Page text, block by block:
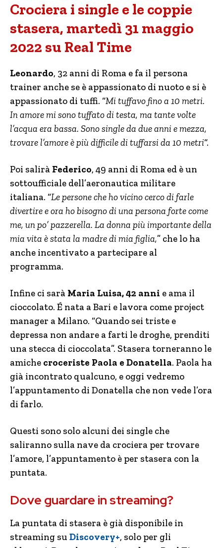
Crociera i single e le coppie
stasera, martedì 31 maggio
2022 su Real Time
Leonardo, 32 anni di Roma e fa il persona
trainer anche se è appassionato di nuoto e si è
appassionato di tuffi. “Mi tuffavo fino a 10 metri.
In amore mi sono tuffato di testa, ma tante volte
l’acqua era bassa. Sono single da due anni e mezza,
trovare l’amore è più difficile di tuffarsi da 10 metri“.
Poi salirà Federico, 49 anni di Roma ed è un
sottoufficiale dell’aeronautica militare
italiana. “Le persone che ho vicino cerco di farle
divertire e ora ho bisogno di una persona forte come
me, un po’ pazzerella. La donna più importante della
mia vita è stata la madre di mia figlia,” che lo ha
anche incentivato a partecipare al
programma.
Infine ci sarà Maria Luisa, 42 anni e ama il
cioccolato. É nata a Bari e lavora come project
manager a Milano. “Quando sei triste e
depressa non andare a farti le droghe, prenditi
una stecca di cioccolata”. Stasera torneranno le
amiche croceriste Paola e Donatella. Paola ha
già incontrato qualcuno, e oggi vedremo
l’appuntamento di Donatella che non vede l’ora
di farlo.
Questi sono solo alcuni dei single che
saliranno sulla nave da crociera per trovare
l’amore, l’appuntamento è per stasera con la
puntata.
Dove guardare in streaming?
La puntata di stasera è già disponibile in
streaming su Discovery+, solo per gli